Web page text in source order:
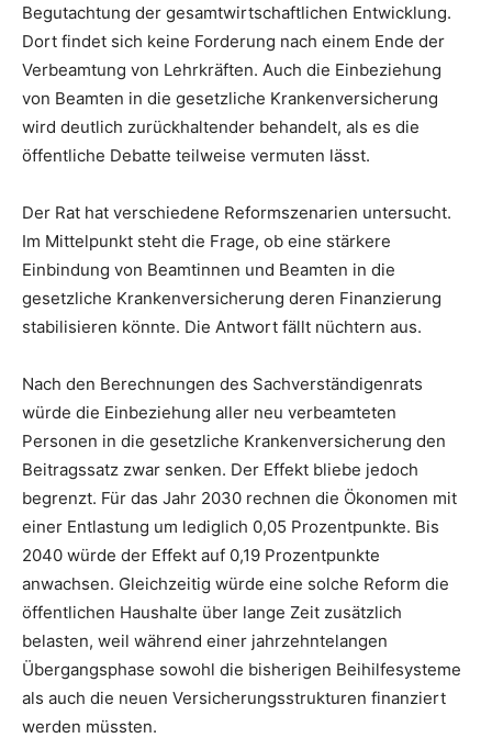
Begutachtung der gesamtwirtschaftlichen Entwicklung.
Dort findet sich keine Forderung nach einem Ende der
Verbeamtung von Lehrkräften. Auch die Einbeziehung
von Beamten in die gesetzliche Krankenversicherung
wird deutlich zurückhaltender behandelt, als es die
öffentliche Debatte teilweise vermuten lässt.
Der Rat hat verschiedene Reformszenarien untersucht.
Im Mittelpunkt steht die Frage, ob eine stärkere
Einbindung von Beamtinnen und Beamten in die
gesetzliche Krankenversicherung deren Finanzierung
stabilisieren könnte. Die Antwort fällt nüchtern aus.
Nach den Berechnungen des Sachverständigenrats
würde die Einbeziehung aller neu verbeamteten
Personen in die gesetzliche Krankenversicherung den
Beitragssatz zwar senken. Der Effekt bliebe jedoch
begrenzt. Für das Jahr 2030 rechnen die Ökonomen mit
einer Entlastung um lediglich 0,05 Prozentpunkte. Bis
2040 würde der Effekt auf 0,19 Prozentpunkte
anwachsen. Gleichzeitig würde eine solche Reform die
öffentlichen Haushalte über lange Zeit zusätzlich
belasten, weil während einer jahrzehntelangen
Übergangsphase sowohl die bisherigen Beihilfesysteme
als auch die neuen Versicherungsstrukturen finanziert
werden müssten.